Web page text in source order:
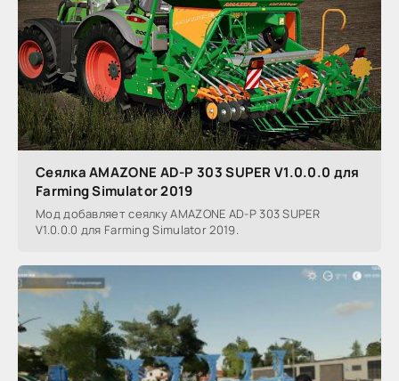
Сеялка AMAZONE AD-P 303 SUPER V1.0.0.0 для
Farming Simulator 2019
Мод добавляет сеялку AMAZONE AD-P 303 SUPER
V1.0.0.0 для Farming Simulator 2019.